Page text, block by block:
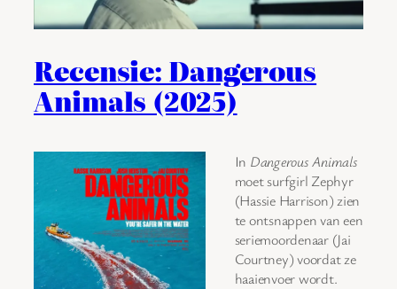
Recensie: Dangerous
Animals (2025)
In Dangerous Animals
moet surfgirl Zephyr
(Hassie Harrison) zien
te ontsnappen van een
seriemoordenaar (Jai
Courtney) voordat ze
haaienvoer wordt.